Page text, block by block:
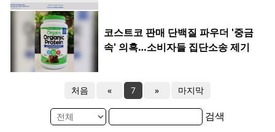
코스트코 판매 단백질 파우더 '중금
속' 의혹…소비자들 집단소송 제기
처음 « 7 » 마지막
검색